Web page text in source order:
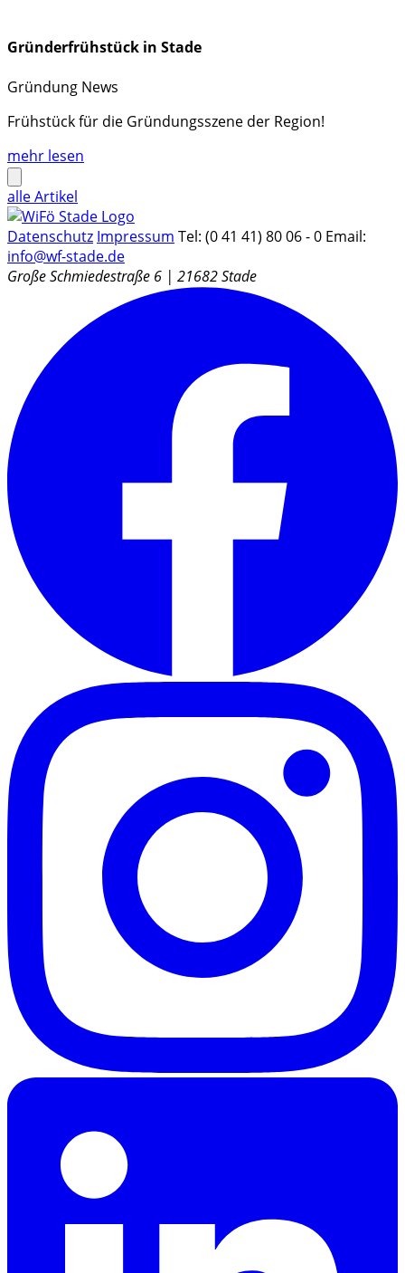
Gründerfrühstück in Stade
Gründung News
Frühstück für die Gründungsszene der Region!
mehr lesen
alle Artikel
Datenschutz Impressum Tel: (0 41 41) 80 06 - 0 Email:
info@wf-stade.de
Große Schmiedestraße 6 | 21682 Stade